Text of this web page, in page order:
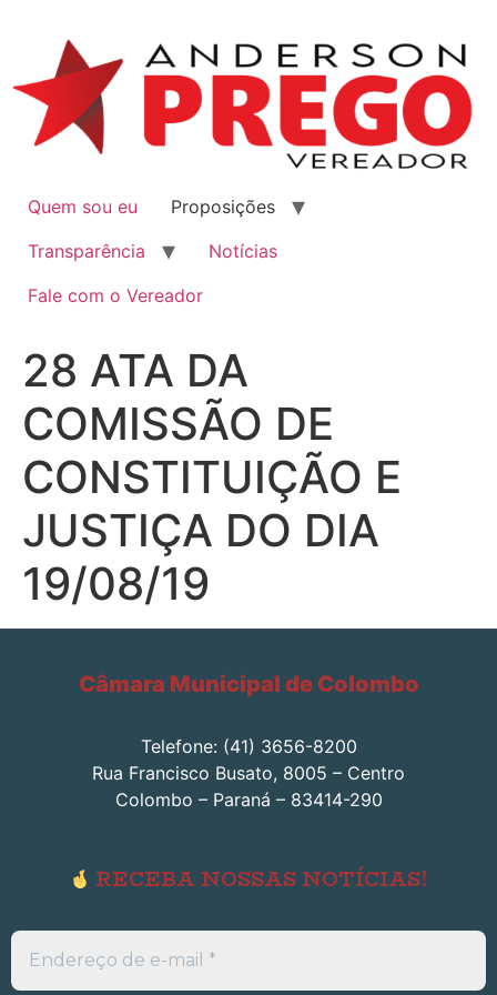
Quem sou eu
Proposições
Transparência
Notícias
Fale com o Vereador
28 ATA DA
COMISSÃO DE
CONSTITUIÇÃO E
JUSTIÇA DO DIA
19/08/19
Câmara Municipal de Colombo
Telefone: (41) 3656-8200
Rua Francisco Busato, 8005 – Centro
Colombo – Paraná – 83414-290
RECEBA NOSSAS NOTÍCIAS!
Endereço
de
e-